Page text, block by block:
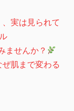
実は見られて
ませんか？
肌まで変わる